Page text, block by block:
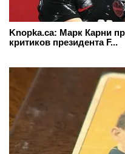
Knopka.ca: Марк Карни
критиков президента F...